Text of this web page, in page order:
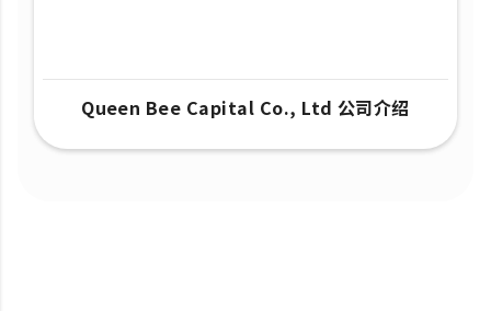
Queen Bee Capital Co., Ltd 公司介绍